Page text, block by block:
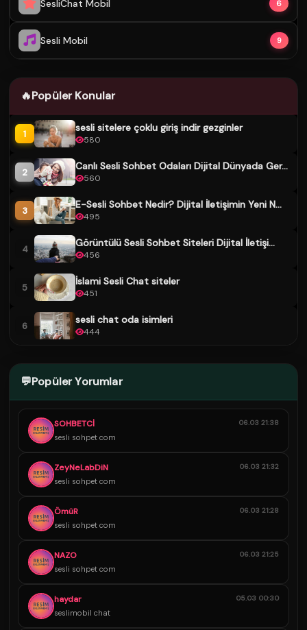
SesliChat Mobil 6
Sesli Mobil 9
🔥Popüler Konular
1 sesli sitelere çoklu giriş indir gezginler
580
2 Canlı Sesli Sohbet Odaları Dijital Dünyada Ger...
560
3 E-Sesli Sohbet Nedir? Dijital İletişimin Yeni N...
495
4 Görüntülü Sesli Sohbet Siteleri Dijital İletişi...
456
5 İslami Sesli Chat siteler
451
6 sesli chat oda isimleri
444
💬Popüler Yorumlar
SOHBETCİ
sesli sohpet com
06.03 21:38
ZeyNeLabDiN
sesli sohpet com
06.03 21:32
ÖmüR
sesli sohpet com
06.03 21:28
NAZO
sesli sohpet com
06.03 21:25
haydar
seslimobil chat
05.03 00:30